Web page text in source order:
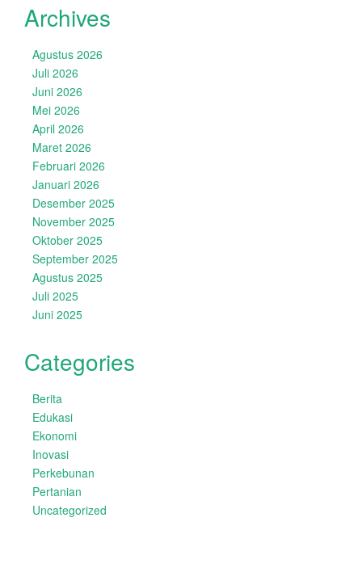
Archives
Agustus 2026
Juli 2026
Juni 2026
Mei 2026
April 2026
Maret 2026
Februari 2026
Januari 2026
Desember 2025
November 2025
Oktober 2025
September 2025
Agustus 2025
Juli 2025
Juni 2025
Categories
Berita
Edukasi
Ekonomi
Inovasi
Perkebunan
Pertanian
Uncategorized